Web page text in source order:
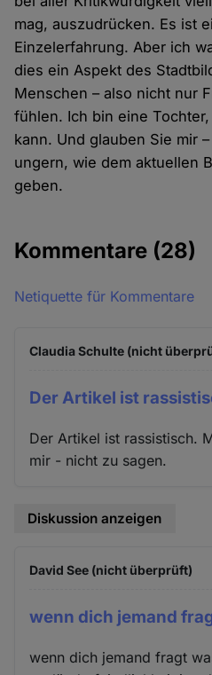
mag, auszudrücken. Es ist
Einzelerfahrung. Aber ich
dies ein Aspekt des
Menschen – also nicht nur
fühlen. Ich bin eine
kann. Und glauben Sie mir
ungern, wie dem aktuellen
geben.
Kommentare (28)
Netiquette für Kommentare
Claudia Schulte (nicht
Der Artikel ist
Der Artikel ist rassistisch.
mir - nicht zu sagen.
Diskussion anzeigen
David See (nicht überprüft)
wenn dich jemand
wenn dich jemand fragt